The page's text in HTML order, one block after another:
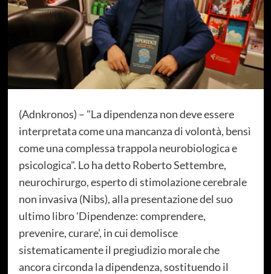
(Adnkronos) – "La dipendenza non deve essere
interpretata come una mancanza di volontà, bensì
come una complessa trappola neurobiologica e
psicologica". Lo ha detto Roberto Settembre,
neurochirurgo, esperto di stimolazione cerebrale
non invasiva (Nibs), alla presentazione del suo
ultimo libro 'Dipendenze: comprendere,
prevenire, curare', in cui demolisce
sistematicamente il pregiudizio morale che
ancora circonda la dipendenza, sostituendo il